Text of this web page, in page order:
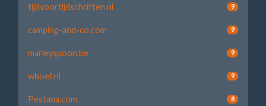
tijdvoortijdschriften.nl 9
camping-and-co.com 9
marleyspoon.be 9
whoef.nl 9
Pestana.com 8